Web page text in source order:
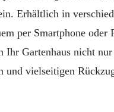
Erhältlich in
per Smartphone oder
Ihr Gartenhaus nicht
und vielseitigen